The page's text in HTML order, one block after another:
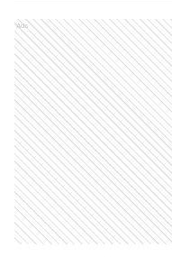
Ads